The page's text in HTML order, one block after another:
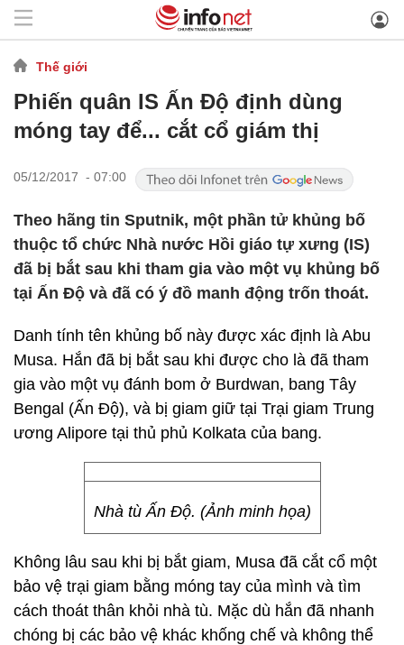
Thế giới
Phiến quân IS Ấn Độ định dùng
móng tay để... cắt cổ giám thị
05/12/2017 - 07:00
Theo hãng tin Sputnik, một phần tử khủng bố
thuộc tổ chức Nhà nước Hồi giáo tự xưng (IS)
đã bị bắt sau khi tham gia vào một vụ khủng bố
tại Ấn Độ và đã có ý đồ manh động trốn thoát.
Danh tính tên khủng bố này được xác định là Abu
Musa. Hắn đã bị bắt sau khi được cho là đã tham
gia vào một vụ đánh bom ở Burdwan, bang Tây
Bengal (Ấn Độ), và bị giam giữ tại Trại giam Trung
ương Alipore tại thủ phủ Kolkata của bang.
Nhà tù Ấn Độ. (Ảnh minh họa)
Không lâu sau khi bị bắt giam, Musa đã cắt cổ một
bảo vệ trại giam bằng móng tay của mình và tìm
cách thoát thân khỏi nhà tù. Mặc dù hắn đã nhanh
chóng bị các bảo vệ khác khống chế và không thể